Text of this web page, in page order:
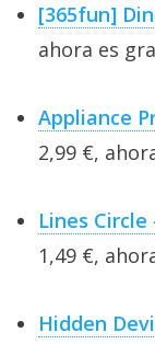
[365fun]
ahora es
Appliance
2,99 €,
Lines
1,49 €,
Hidden